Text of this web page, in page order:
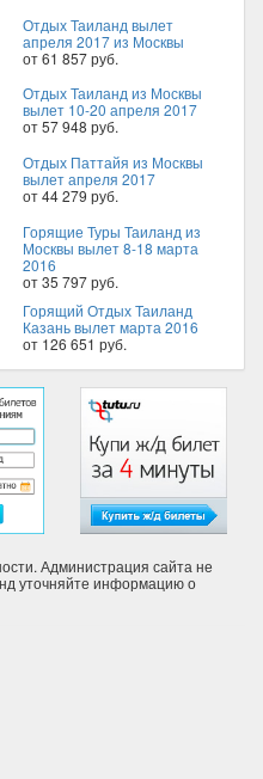
Отдых Таиланд вылет
апреля 2017 из Москвы
от 61 857 руб.
Отдых Таиланд из Москвы
вылет 10-20 апреля 2017
от 57 948 руб.
Отдых Паттайя из Москвы
вылет апреля 2017
от 44 279 руб.
Горящие Туры Таиланд из
Москвы вылет 8-18 марта
2016
от 35 797 руб.
Горящий Отдых Таиланд
Казань вылет марта 2016
от 126 651 руб.
Администрация сайта не
уточняйте информацию о